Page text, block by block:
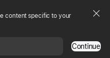
content specific to your
Continue